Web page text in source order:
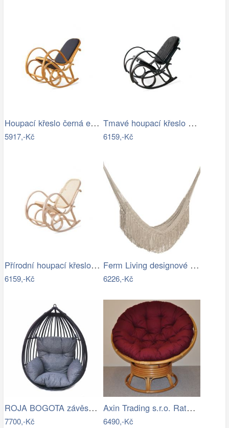
Houpací křeslo černá ekokůže - AT
5917,-Kč
Tmavé houpací křeslo z přírodní ovčí…
6159,-Kč
Přírodní houpací křeslo s výpletem - AT
6159,-Kč
Ferm Living designové houpací sítě Path…
6226,-Kč
ROJA BOGOTA závěsné křeslo - bez…
7700,-Kč
Axin Trading s.r.o. Ratanový papasan…
6490,-Kč